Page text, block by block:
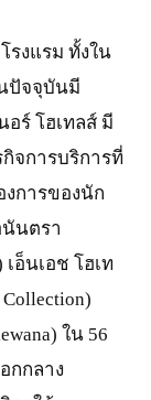
รงแรม ทั้งใน
ปัจจุบันมี
ร์ โฮเทลส์ มี
จการบริการที่
การของนัก
นตรา
อ็นเอช โฮเท
ใน 56
กกลาง